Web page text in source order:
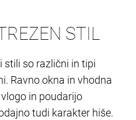
STIL
stili so različni in tipi
Ravno okna in vhodna
in poudarijo
tudi karakter hiše.